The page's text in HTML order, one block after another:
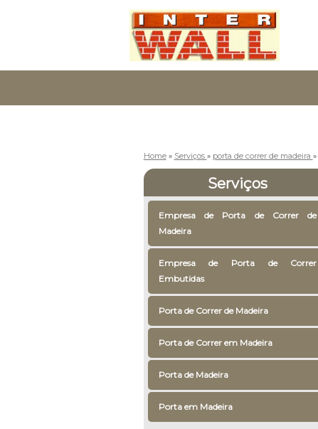
Home » Serviços » porta de correr de madeira »
Serviços
Empresa de Porta de Correr de
Madeira
Empresa de Porta de Correr
Embutidas
Porta de Correr de Madeira
Porta de Correr em Madeira
Porta de Madeira
Porta em Madeira